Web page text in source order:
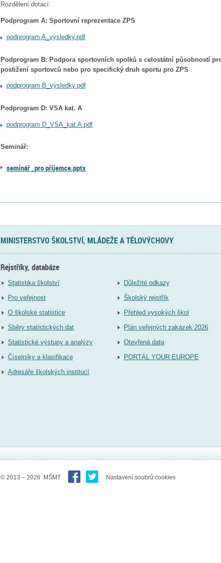
Rozdělení dotací:
Podprogram A: Sportovní reprezentace ZPS
podprogram A_výsledky.pdf
Podprogram B: Podpora sportovních spolků s celostátní působností
postižení sportovců nebo pro specifický druh sportu pro ZPS
podprogram B_výsledky.pdf
Podprogram D: VSA kat. A
podprogram D_VSA_kat.A.pdf
Seminář:
seminář _pro příjemce.pptx
MINISTERSTVO ŠKOLSTVÍ, MLÁDEŽE A TĚLOVÝCHOVY
Rejstříky, databáze
Statistika školství
Pro veřejnost
O školské statistice
Sběry statistických dat
Statistické výstupy a analýzy
Číselníky a klasifikace
Adresáře školských institucí
Důležité odkazy
Školský rejstřík
Přehled vysokých škol
Plán veřejných zakázek 2026
Otevřená data
PORTÁL YOUR EUROPE
© 2013 – 2026 MŠMT Nastavení soubrů cookies